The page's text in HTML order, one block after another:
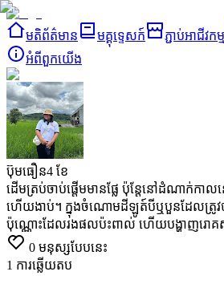
មតិព័ត៌មាន មគ្គុទ្ទេសក៍ ភ្ជាប់អាជីវកម្ម
អំពី​ពួក​យើង
ប៊ុមធឿន4 ខែ
ដើម​ត្រប់​ចាប់ផ្តើម​មាន​ផ្លែ ប៉ុន្តែ​នៅដំណាក់កា
ហើយ​ងាប់។ ក្នុងចំណោម​ដីឡូត៍​បី​ឬ​បួន​ដែល​ត្រូវ
ប៉ុណ្ណោះ​ដែល​រងផលប៉ះពាល់ ហើយ​បង្ហាញ​រោគស
0 មនុស្សបែបនេះ
1 ការឆ្លើយតប